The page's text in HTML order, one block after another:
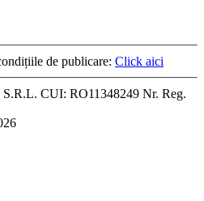
de publicare: Click aici
S.R.L. CUI: RO11348249 Nr. Reg.